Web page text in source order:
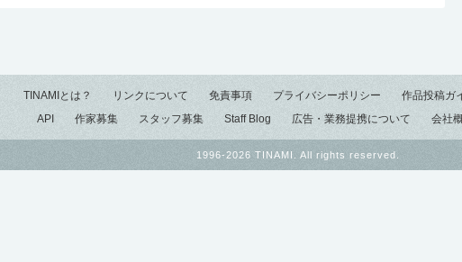
TINAMIとは？ リンクについて 免責事項 プライバシーポリシー 作品投稿ガ
API
作家募集 スタッフ募集 Staff Blog 広告・業務提携について 会社
1996-2026 TINAMI. All rights reserved.